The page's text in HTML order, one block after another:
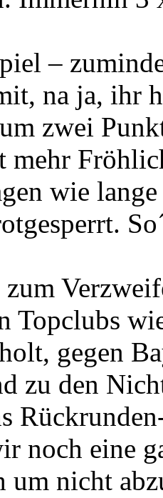
–
na ja, ihr
zwei
wie
Topclubs
gegen
zu den
noch eine
um nicht